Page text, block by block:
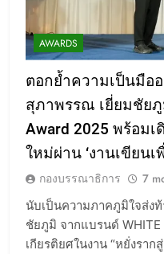
AWARDS
ตอกย้ำความเป็นมือ
สุภาพรรณ เยี่ยมชัย
Award 2025 พร้อม
ใหม่ผ่าน ‘งานเขียนเ
กองบรรณาธิการ 7
นับเป็นความภาคภูมิใจส่ง
ชัยภูมิ จากแบรนด์ WHITE
เกียรติยศในงาน “หยั่งราก